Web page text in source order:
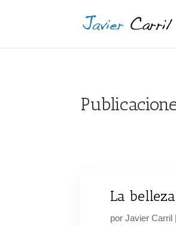
La
porJavier Carril |